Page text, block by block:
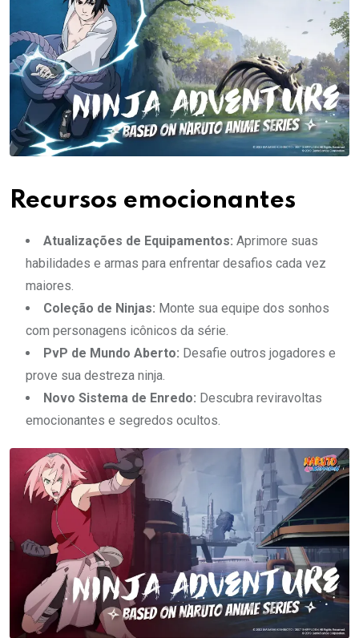
Recursos emocionantes
Atualizações de Equipamentos: Aprimore suas
habilidades e armas para enfrentar desafios cada vez
maiores.
Coleção de Ninjas: Monte sua equipe dos sonhos
com personagens icônicos da série.
PvP de Mundo Aberto: Desafie outros jogadores e
prove sua destreza ninja.
Novo Sistema de Enredo: Descubra reviravoltas
emocionantes e segredos ocultos.